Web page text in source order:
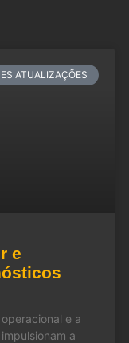
ATUALIZAÇÕES
e
e a
a